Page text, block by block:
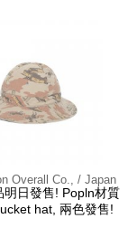
Overall Co., / Japan
明日發售! Popln材質
hat, 兩色發售!